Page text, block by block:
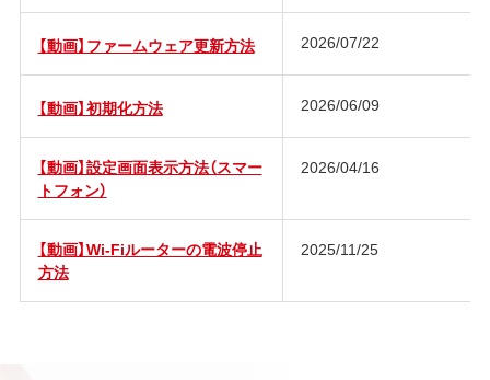
【動画】ファームウェア更新方法 2026/07/22
【動画】初期化方法 2026/06/09
【動画】設定画面表示方法（スマー
トフォン）
2026/04/16
【動画】Wi-Fiルーターの電波停止
方法
2025/11/25